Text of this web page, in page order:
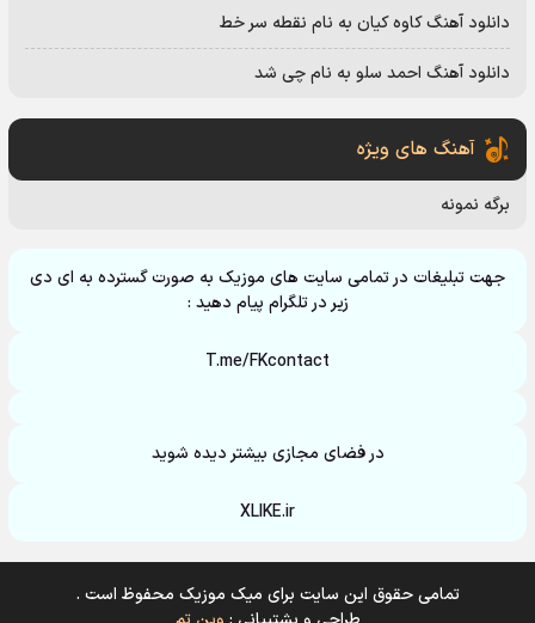
دانلود آهنگ کاوه کیان به نام نقطه سر خط
دانلود آهنگ احمد سلو به نام چی شد
آهنگ های ویژه
برگه نمونه
جهت تبلیغات در تمامی سایت های موزیک به صورت گسترده به ای دی
زیر در تلگرام پیام دهید :
T.me/FKcontact
در فضای مجازی بیشتر دیده شوید
XLIKE.ir
تمامی حقوق این سایت برای میک موزیک محفوظ است .